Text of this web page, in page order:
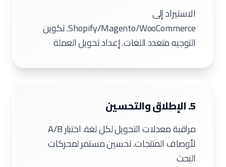
الاستيراد إلى
Shopify/Magento/WooCommerce. تكوين
التوجيه متعدد اللغات. إعداد تحويل العملة
5. الإطلاق والتحسين
مراقبة معدلات التحويل لكل لغة. اختبار A/B
لأوصاف المنتجات. تحسين مستمر لمحركات
البحث